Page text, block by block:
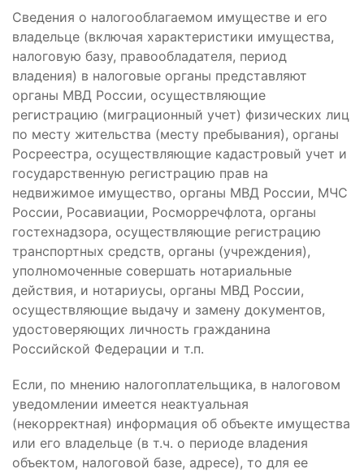
Сведения о налогооблагаемом имуществе и его
владельце (включая характеристики имущества,
налоговую базу, правообладателя, период
владения) в налоговые органы представляют
органы МВД России, осуществляющие
регистрацию (миграционный учет) физических лиц
по месту жительства (месту пребывания), органы
Росреестра, осуществляющие кадастровый учет и
государственную регистрацию прав на
недвижимое имущество, органы МВД России, МЧС
России, Росавиации, Росморречфлота, органы
гостехнадзора, осуществляющие регистрацию
транспортных средств, органы (учреждения),
уполномоченные совершать нотариальные
действия, и нотариусы, органы МВД России,
осуществляющие выдачу и замену документов,
удостоверяющих личность гражданина
Российской Федерации и т.п.
Если, по мнению налогоплательщика, в налоговом
уведомлении имеется неактуальная
(некорректная) информация об объекте имущества
или его владельце (в т.ч. о периоде владения
объектом, налоговой базе, адресе), то для ее